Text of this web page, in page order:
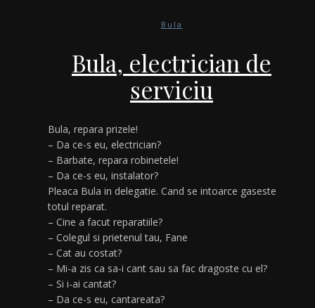
Bula
Bula, electrician de
serviciu
Bula, repara prizele!
– Da ce-s eu, electrician?
– Barbate, repara robinetele!
– Da ce-s eu, instalator?
Pleaca Bula in delegatie. Cand se intoarce gaseste
totul reparat.
– Cine a facut reparatiile?
– Colegul si prietenul tau, Fane
– Cat au costat?
– Mi-a zis ca sa-i cant sau sa fac dragoste cu el?
– Si i-ai cantat?
– Da ce-s eu, cantareata?